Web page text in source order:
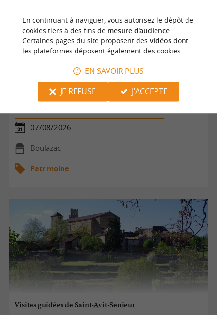
Échappée ferroviaire - destination Niversac
07/08/2026
Boulazac
Patrimoine
Visites guidées de Saint-Avit-Senieur
En continuant à naviguer, vous autorisez le dépôt de
cookies tiers à des fins de mesure d'audience.
Certaines pages du site proposent des vidéosdont
les plateformes déposent également des cookies.
EN SAVOIR PLUS
JE REFUSE
J'ACCEPTE